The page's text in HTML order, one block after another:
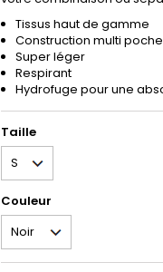
Tissus haut de gamme
Construction multi
Super léger
Respirant
Hydrofuge pour une
Taille
Couleur